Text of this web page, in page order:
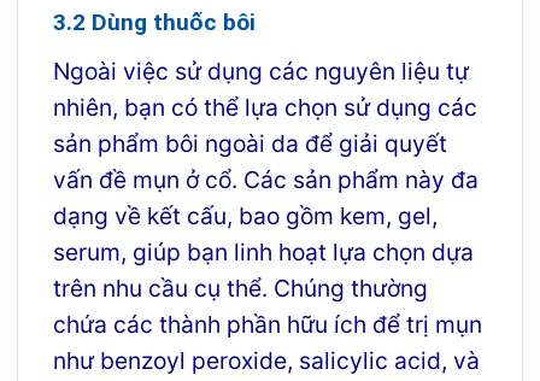
3.2 Dùng thuốc bôi
Ngoài việc sử dụng các nguyên liệu tự
nhiên, bạn có thể lựa chọn sử dụng các
sản phẩm bôi ngoài da để giải quyết
vấn đề mụn ở cổ. Các sản phẩm này đa
dạng về kết cấu, bao gồm kem, gel,
serum, giúp bạn linh hoạt lựa chọn dựa
trên nhu cầu cụ thể. Chúng thường
chứa các thành phần hữu ích để trị mụn
như benzoyl peroxide, salicylic acid, và